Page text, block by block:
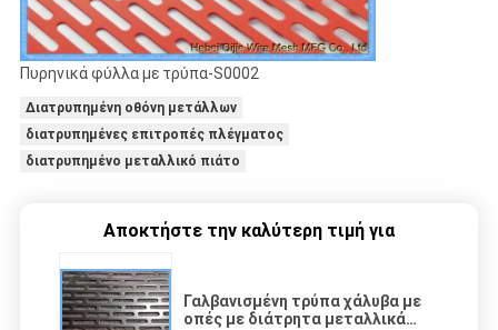
Πυρηνικά φύλλα με τρύπα-S0002
Διατρυπημένη οθόνη μετάλλων
διατρυπημένες επιτροπές πλέγματος
διατρυπημένο μεταλλικό πιάτο
Αποκτήστε την καλύτερη τιμή για
Γαλβανισμένη τρύπα χάλυβα με
οπές με διάτρητα μεταλλικά